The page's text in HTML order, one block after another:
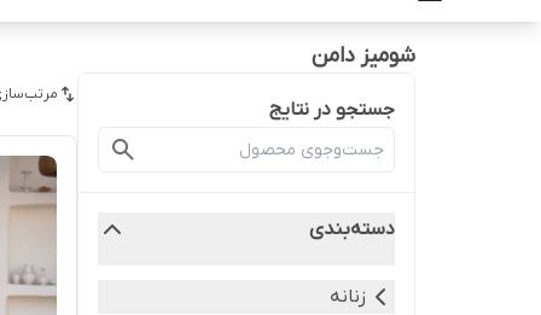
شومیز دامن
جستجو در نتایج
دسته‌بندی
زنانه